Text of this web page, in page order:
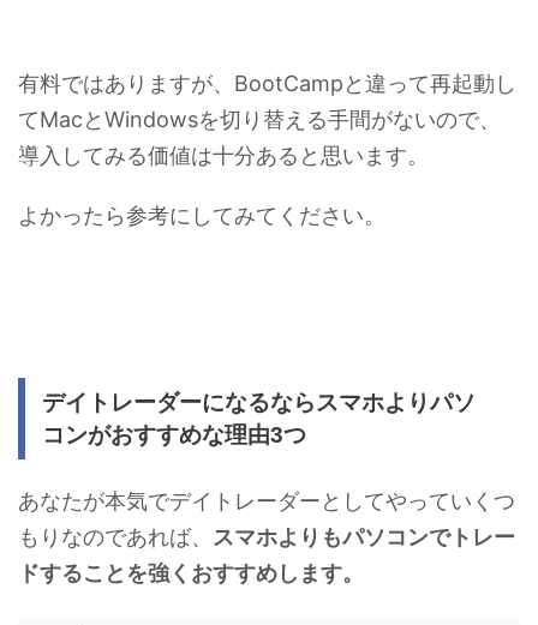
有料ではありますが、BootCampと違って再起動し
てMacとWindowsを切り替える手間がないので、
導入してみる価値は十分あると思います。
よかったら参考にしてみてください。
デイトレーダーになるならスマホよりパソ
コンがおすすめな理由3つ
あなたが本気でデイトレーダーとしてやっていくつ
もりなのであれば、 スマホよりもパソコンでトレー
ドすることを強くおすすめします。